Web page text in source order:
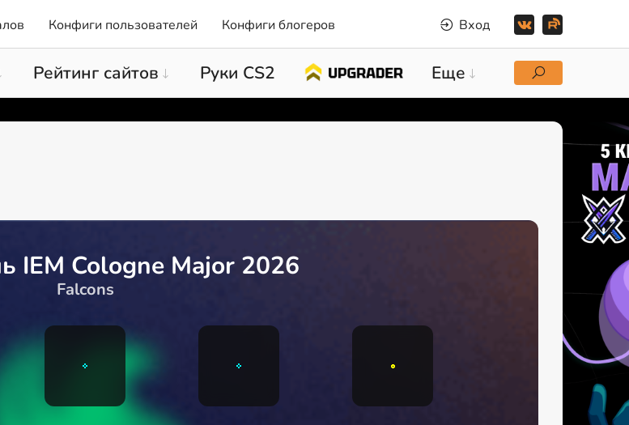
Конфиги пользователей Конфиги блогеров Вход
Рейтинг сайтов Руки CS2 Еще
IEM Cologne Major 2026
Falcons